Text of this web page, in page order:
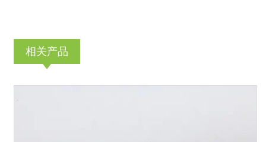
相关产品